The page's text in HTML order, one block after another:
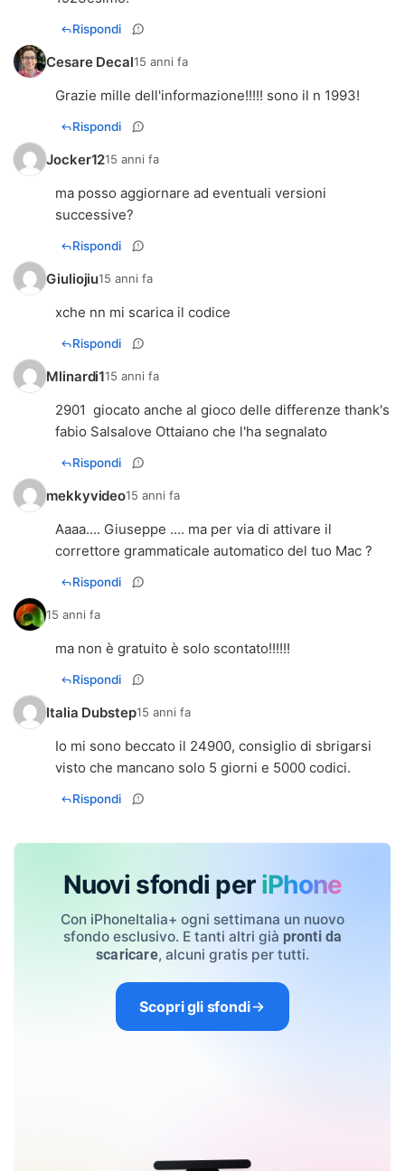
Rispondi
Cesare Decal15 anni fa
Grazie mille dell'informazione!!!!! sono il n 1993!
Rispondi
Jocker1215 anni fa
ma posso aggiornare ad eventuali versioni
successive?
Rispondi
Giuliojiu15 anni fa
Rispondi
Mlinardi115 anni fa
2901 giocato anche al gioco delle differenze thank's
fabio Salsalove Ottaiano che l'ha segnalato
Rispondi
mekkyvideo15 anni fa
Aaaa.... Giuseppe .... ma per via di attivare il
Rispondi
15 anni fa
ma non è gratuito è solo scontato!!!!!!
Rispondi
Italia Dubstep15 anni fa
Io mi sono beccato il 24900, consiglio di sbrigarsi
visto che mancano solo 5 giorni e 5000 codici.
Rispondi
Nuovi sfondi per iPhone
Con iPhoneItalia+ ogni settimana un nuovo
sfondo esclusivo. E tanti altri già pronti da
scaricare, alcuni gratis per tutti.
Scopri gli sfondi